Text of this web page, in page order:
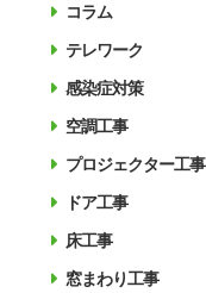
コラム
テレワーク
感染症対策
空調工事
プロジェクター工事
ドア工事
床工事
窓まわり工事